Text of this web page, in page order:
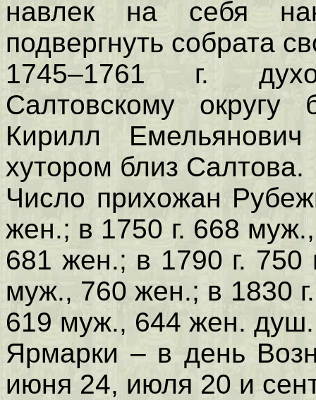
навлек на себя
подвергнуть собрата
1745–1761 г.
Салтовскому
Кирилл
хутором близ Салтова.
Число прихожан
жен.; в 1750 г. 668
681 жен.; в 1790 г.
муж., 760 жен.; в 1830
619 муж., 644 жен. душ.
Ярмарки – в день
июня 24, июля 20 и